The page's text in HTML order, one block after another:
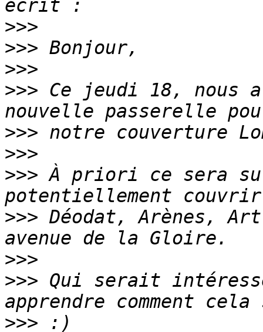
>>>
>>>
>>>
>>> Ce jeudi 18, nous
>>>
>>>
>>> À priori ce sera
>>> Déodat, Arènes,
>>>
>>> Qui serait
>>>